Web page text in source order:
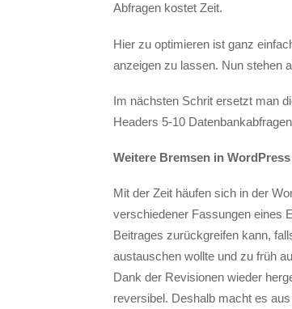
Abfragen kostet Zeit.
Hier zu optimieren ist ganz
anzeigen zu lassen. Nun stehen
Im nächsten Schrit ersetzt man
Headers 5-10
Weitere Bremsen in
Mit der Zeit häufen sich in der
verschiedener Fassungen eines
Beitrages zurückgreifen kann,
austauschen wollte und zu früh
Dank der Revisionen wieder
reversibel. Deshalb macht es